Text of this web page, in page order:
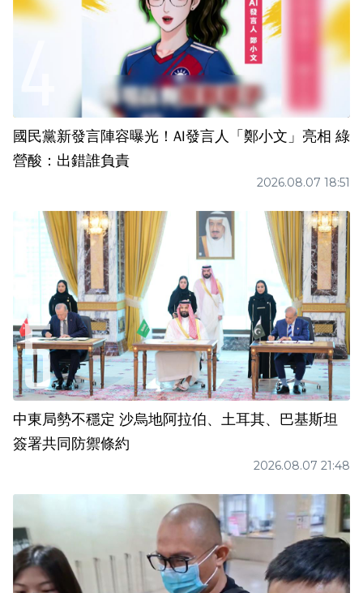
國民黨新發言陣容曝光！AI發言人「鄭小文」亮相 綠
營酸：出錯誰負責
2026.08.07 18:51
中東局勢不穩定 沙烏地阿拉伯、土耳其、巴基斯坦
簽署共同防禦條約
2026.08.07 21:48